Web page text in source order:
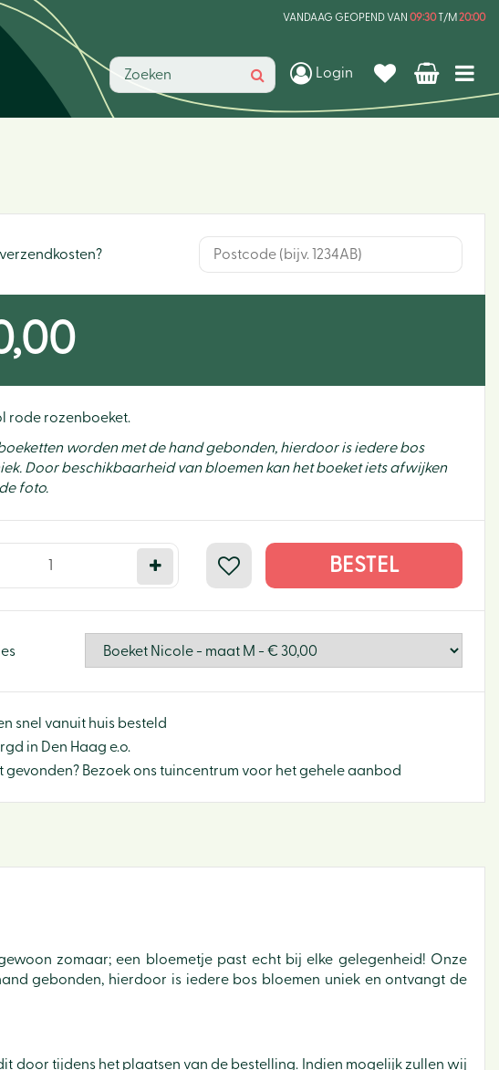
VANDAAG GEOPEND VAN 09:30T/M 20:00
Login
,00
rode rozenboeket.
worden met de hand gebonden, hierdoor is iedere bos
Door beschikbaarheid van bloemen kan het boeket iets afwijken
foto.
snel vanuit huis besteld
in Den Haag e.o.
gevonden? Bezoek ons tuincentrum voor het gehele aanbod
zomaar; een bloemetje past echt bij elke gelegenheid! Onze
gebonden, hierdoor is iedere bos bloemen uniek en ontvangt de
door tijdens het plaatsen van de bestelling. Indien mogelijk zullen wij